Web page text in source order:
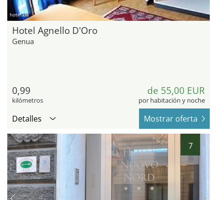
hotel.de
Hotel Agnello D'Oro
Genua
0,99
kilómetros
de 55,00 EUR
por habitación y noche
Detalles Mostrar oferta
7